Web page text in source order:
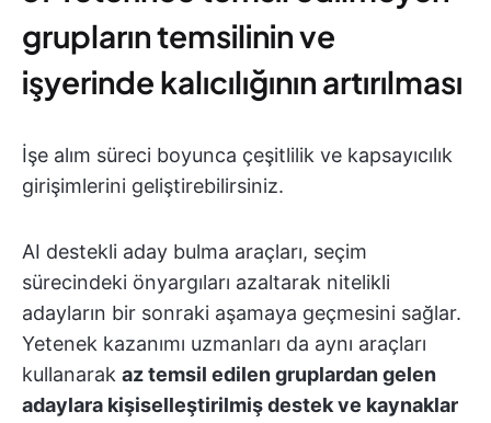
grupların temsilinin ve
işyerinde kalıcılığının artırılması
İşe alım süreci boyunca çeşitlilik ve kapsayıcılık
girişimlerini geliştirebilirsiniz.
AI destekli aday bulma araçları, seçim
sürecindeki önyargıları azaltarak nitelikli
adayların bir sonraki aşamaya geçmesini sağlar.
Yetenek kazanımı uzmanları da aynı araçları
kullanarak az temsil edilen gruplardan gelen
adaylara kişiselleştirilmiş destek ve kaynaklar